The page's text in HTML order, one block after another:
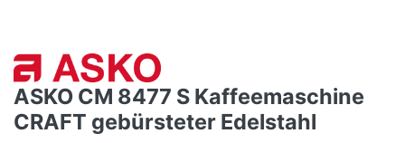
ASKO CM 8477 S Kaffeemaschine
CRAFT gebürsteter Edelstahl